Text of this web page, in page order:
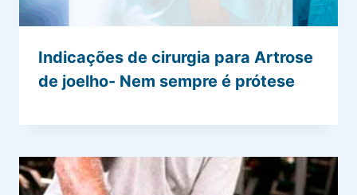
Indicações de cirurgia para Artrose
de joelho- Nem sempre é prótese